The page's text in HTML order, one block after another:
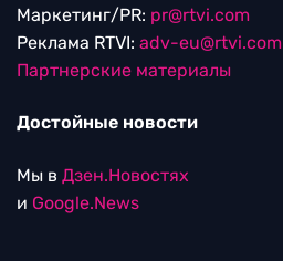
Маркетинг/PR: pr@rtvi.com
Реклама RTVI: adv-eu@rtvi.com
Партнерские материалы
Достойные новости
Мы в Дзен.Новостях
и Google.News